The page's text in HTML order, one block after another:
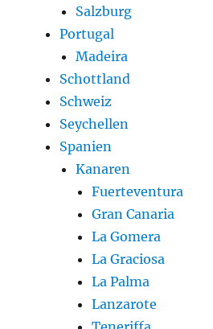
Salzburg
Portugal
Madeira
Schottland
Schweiz
Seychellen
Spanien
Kanaren
Fuerteventura
Gran Canaria
La Gomera
La Graciosa
La Palma
Lanzarote